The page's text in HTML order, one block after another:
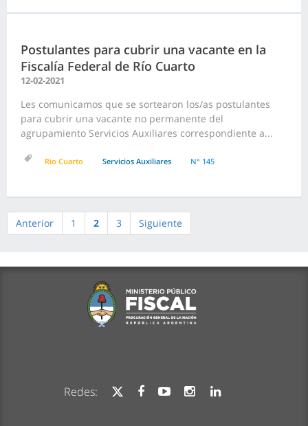
Postulantes para cubrir una vacante en la
Fiscalía Federal de Río Cuarto
12-02-2021
Les comunicamos que se sortearon los/as postulantes
para cubrir una vacante no permanente del
agrupamiento Servicios Auxiliares correspondiente a...
Rio Cuarto Servicios Auxiliares N° 145
Anterior 1 2 3 Siguiente
Redes: